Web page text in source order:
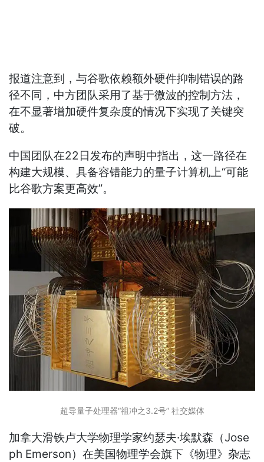
报道注意到，与谷歌依赖额外硬件抑制错误的路
径不同，中方团队采用了基于微波的控制方法，
在不显著增加硬件复杂度的情况下实现了关键突
破。
中国团队在22日发布的声明中指出，这一路径在
构建大规模、具备容错能力的量子计算机上“可能
比谷歌方案更高效”。
超导量子处理器“祖冲之3.2号” 社交媒体
加拿大滑铁卢大学物理学家约瑟夫·埃默森（Jose
ph Emerson）在美国物理学会旗下《物理》杂志